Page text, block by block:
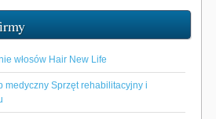
włosów Hair New Life
medyczny Sprzęt rehabilitacyjny i